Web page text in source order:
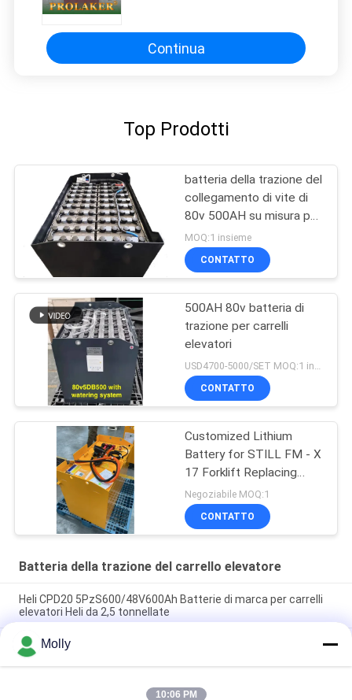
Continua
Top Prodotti
batteria della trazione del
collegamento di vite di
80v 500AH su misura per
il carrello elevatore di
MHE
MOQ:1 insieme
CONTATTO
500AH 80v batteria di
trazione per carrelli
elevatori
CONTATTO
Customized Lithium
Battery for STILL FM - X
17 Forklift Replacing
48V/775AH Lead - Acid
Battery to 51.2V 690AH
Lithium Battery
Negoziabile MOQ:1
CONTATTO
Batteria della trazione del carrello elevatore
Heli CPD20 5PzS600/48V600Ah Batterie di marca per carrelli
elevatori Heli da 2,5 tonnellate
Heli CPD30 Camion elevatore elettrico Marca 6PBS600 80V
600Ah Batteria, all'ingrosso per Heli Electric Counterbalance
Forklift
Molly
10:06 PM